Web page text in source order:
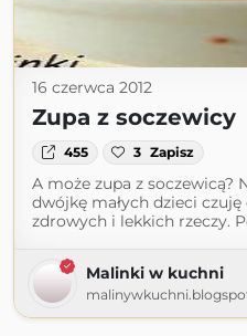
16 czerwca 2012
Zupa z soczewicy
455 3 Zapisz
A może zupa z soczewicą?
dwójkę małych dzieci
zdrowych i lekkich rzeczy.
Malinki w kuchni